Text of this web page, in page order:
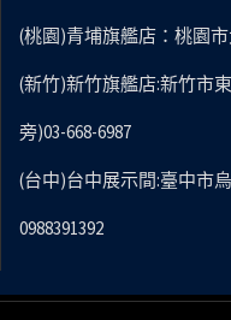
(桃園)青埔旗艦店：桃園市
(新竹)新竹旗艦店:新竹市
旁)03-668-6987
(台中)台中展示間:臺中市
0988391392